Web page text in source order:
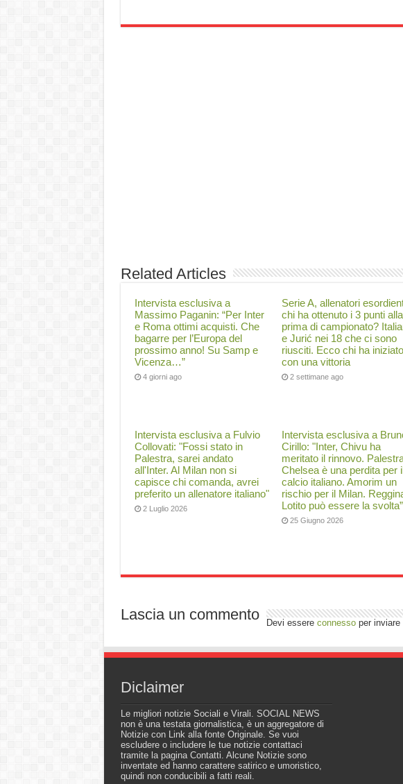
Related Articles
Intervista esclusiva a
Massimo Paganin: “Per Inter
e Roma ottimi acquisti. Che
bagarre per l’Europa del
prossimo anno! Su Samp e
Vicenza…”
4 giorni ago
Serie A, allenatori
chi ha ottenuto i 3 punti alla
prima di campionato?
e Jurić nei 18 che ci sono
riusciti. Ecco chi ha iniziato
con una vittoria
2 settimane ago
Intervista esclusiva a Fulvio
Collovati: "Fossi stato in
Palestra, sarei andato
all'Inter. Al Milan non si
capisce chi comanda, avrei
preferito un allenatore italiano"
2 Luglio 2026
Intervista esclusiva a
Cirillo: "Inter, Chivu ha
meritato il rinnovo.
Chelsea è una perdita per
calcio italiano. Amorim un
rischio per il Milan.
Lotito può essere la svolta”
25 Giugno 2026
Lascia un commento Devi essere connessoper inviare
Diclaimer
Le migliori notizie Sociali e Virali. SOCIAL NEWS
non è una testata giornalistica, è un aggregatore di
Notizie con Link alla fonte Originale. Se vuoi
escludere o includere le tue notizie contattaci
tramite la pagina Contatti. Alcune Notizie sono
inventate ed hanno carattere satirico e umoristico,
quindi non conducibili a fatti reali.